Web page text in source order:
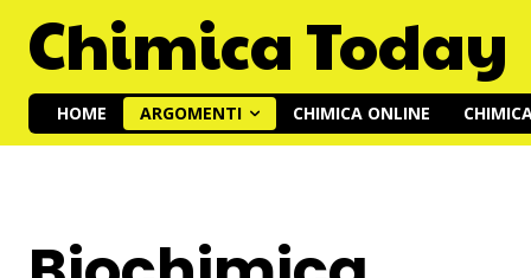
Chimica Today
HOME ARGOMENTI CHIMICA ONLINE